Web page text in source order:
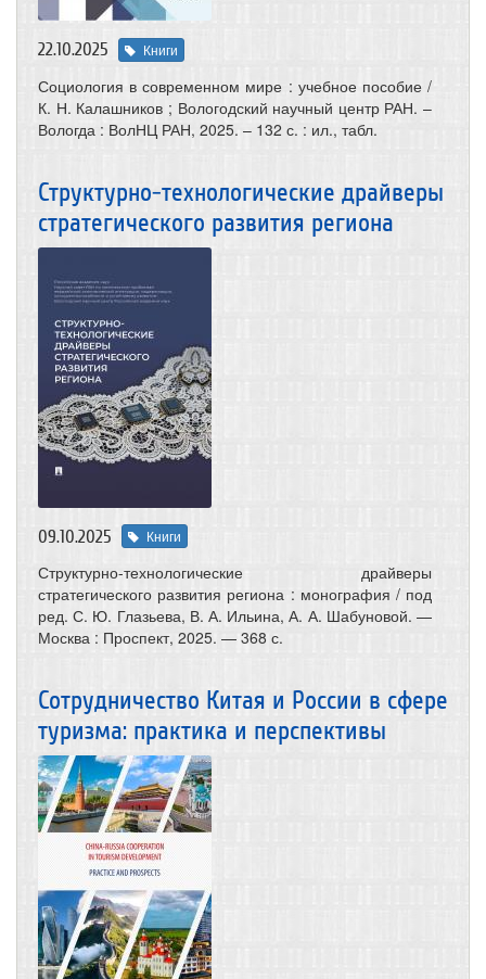
22.10.2025 Книги
Социология в современном мире : учебное пособие /
К. Н. Калашников ; Вологодский научный центр РАН. –
Вологда : ВолНЦ РАН, 2025. – 132 с. : ил., табл.
Структурно-технологические драйверы
стратегического развития региона
09.10.2025 Книги
Структурно-технологические драйверы
стратегического развития региона : монография / под
ред. С. Ю. Глазьева, В. А. Ильина, А. А. Шабуновой. —
Москва : Проспект, 2025. — 368 с.
Сотрудничество Китая и России в сфере
туризма: практика и перспективы